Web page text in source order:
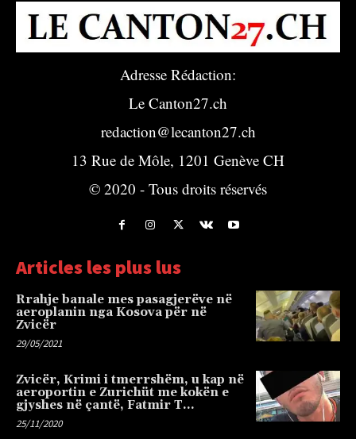
Adresse Rédaction:
Le Canton27.ch
redaction@lecanton27.ch
13 Rue de Môle, 1201 Genève CH
© 2020 - Tous droits réservés
Articles les plus lus
Rrahje banale mes pasagjerëve në
aeroplanin nga Kosova për në
Zvicër
29/05/2021
Zvicër, Krimi i tmerrshëm, u kap në
aeroportin e Zurichüt me kokën e
gjyshes në çantë, Fatmir T…
25/11/2020